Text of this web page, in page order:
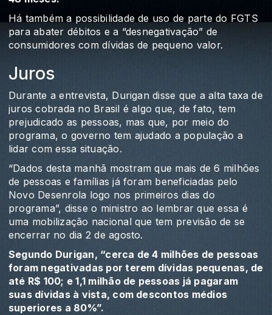
Há também a possibilidade de uso de parte do FGTS
para abater débitos e a “desnegativação” de
consumidores com dívidas de pequeno valor.
Juros
Durante a entrevista, Durigan disse que a alta taxa de
juros cobrada no Brasil é algo que, de fato, tem
prejudicado as pessoas, mas que, por meio do
programa, o governo tem ajudado a população a
lidar com essa situação.
“Dados desta manhã mostram que mais de 6 milhões
de pessoas e famílias já foram beneficiadas pelo
Novo Desenrola logo nos primeiros dias do
programa”, disse o ministro ao lembrar que essa é
uma mobilização nacional que tem previsão de se
encerrar no dia 2 de agosto.
Segundo Durigan, “cerca de 4 milhões de pessoas
foram negativadas por terem dívidas pequenas, de
até R$ 100; e 1,1 milhão de pessoas já pagaram
suas dívidas à vista, com descontos médios
superiores a 80%”.